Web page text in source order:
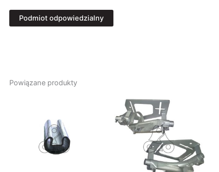
Podmiot odpowiedzialny
57-300 Kłodzko, Polska
Paweł Ozdowski
Zajęcza 4H
57-300 Kłodzko, Polska
Powiązane produkty